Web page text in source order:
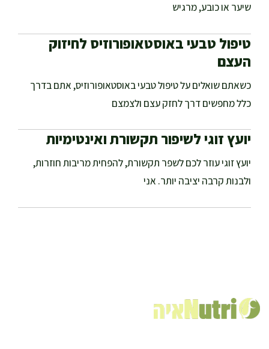
שיער או כובע, מרגיש
טיפול טבעי באוסטאופורוזיס לחיזוק
העצם
כשאתם שואלים על טיפול טבעי באוסטאופורוזיס, אתם בדרך
כלל מחפשים דרך לחזק עצם ולצמצם
יועץ זוגי לשיפור תקשורת ואינטימיות
יועץ זוגי עוזר לכם לשפר תקשורת, להפחית מריבות חוזרות,
ולבנות קרבה יציבה יותר. אני